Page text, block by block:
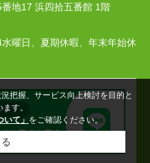
地17 浜四拾五番館 1階
曜日、夏期休暇、年末年始休
把握、サービス向上検討を目的と
す。
て」 をご確認ください。